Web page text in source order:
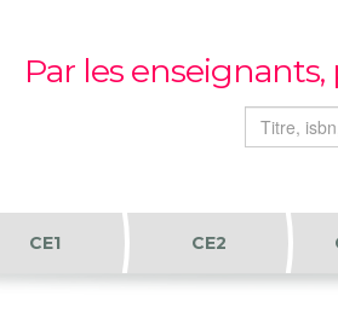
Par les
CE1 CE2